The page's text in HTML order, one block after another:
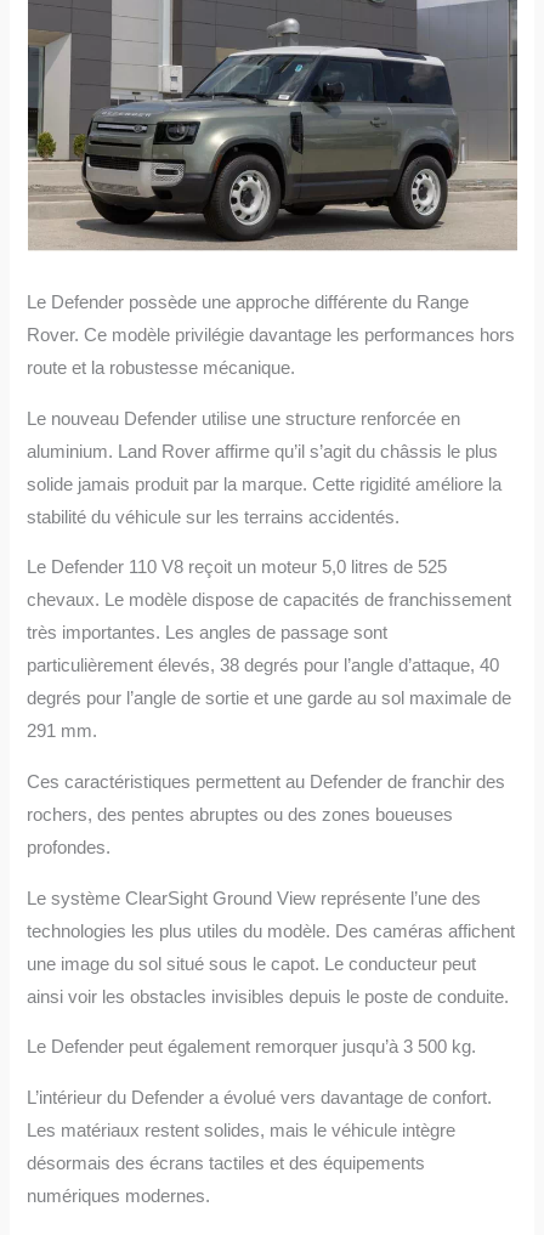
Le Defender possède une approche différente du Range
Rover. Ce modèle privilégie davantage les performances hors
route et la robustesse mécanique.
Le nouveau Defender utilise une structure renforcée en
aluminium. Land Rover affirme qu’il s’agit du châssis le plus
solide jamais produit par la marque. Cette rigidité améliore la
stabilité du véhicule sur les terrains accidentés.
Le Defender 110 V8 reçoit un moteur 5,0 litres de 525
chevaux. Le modèle dispose de capacités de franchissement
très importantes. Les angles de passage sont
particulièrement élevés, 38 degrés pour l’angle d’attaque, 40
degrés pour l’angle de sortie et une garde au sol maximale de
291 mm.
Ces caractéristiques permettent au Defender de franchir des
rochers, des pentes abruptes ou des zones boueuses
profondes.
Le système ClearSight Ground View représente l’une des
technologies les plus utiles du modèle. Des caméras affichent
une image du sol situé sous le capot. Le conducteur peut
ainsi voir les obstacles invisibles depuis le poste de conduite.
Le Defender peut également remorquer jusqu’à 3 500 kg.
L’intérieur du Defender a évolué vers davantage de confort.
Les matériaux restent solides, mais le véhicule intègre
désormais des écrans tactiles et des équipements
numériques modernes.